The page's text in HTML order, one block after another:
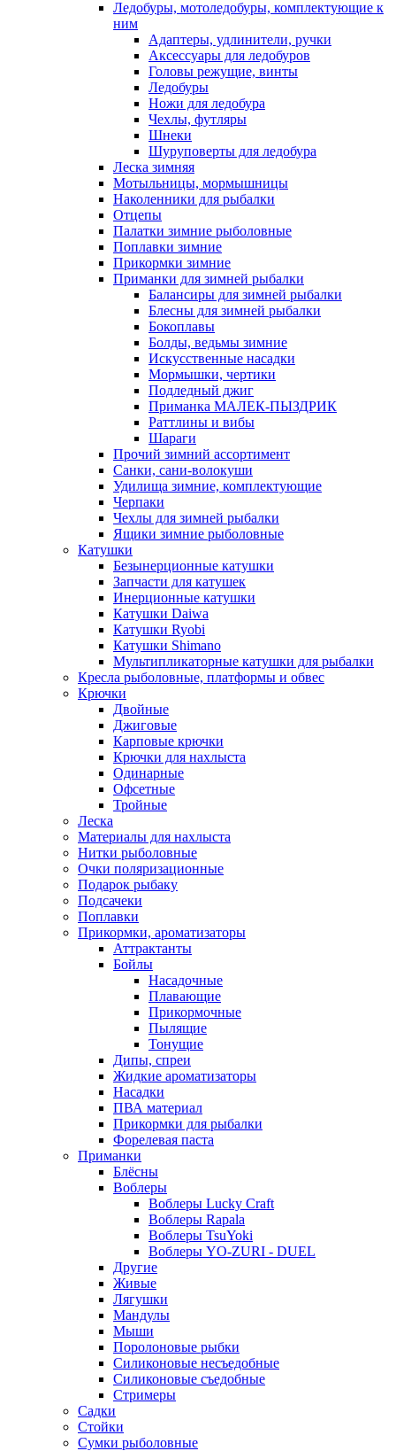
Ледобуры, мотоледобуры, комплектующие к
ним
Адаптеры, удлинители, ручки
Аксессуары для ледобуров
Головы режущие, винты
Ледобуры
Ножи для ледобура
Чехлы, футляры
Шнеки
Шуруповерты для ледобура
Леска зимняя
Мотыльницы, мормышницы
Наколенники для рыбалки
Отцепы
Палатки зимние рыболовные
Поплавки зимние
Прикормки зимние
Приманки для зимней рыбалки
Балансиры для зимней рыбалки
Блесны для зимней рыбалки
Бокоплавы
Болды, ведьмы зимние
Искусственные насадки
Мормышки, чертики
Подледный джиг
Приманка МАЛЕК-ПЫЗДРИК
Раттлины и вибы
Шараги
Прочий зимний ассортимент
Санки, сани-волокуши
Удилища зимние, комплектующие
Черпаки
Чехлы для зимней рыбалки
Ящики зимние рыболовные
Катушки
Безынерционные катушки
Запчасти для катушек
Инерционные катушки
Катушки Daiwa
Катушки Ryobi
Катушки Shimano
Мультипликаторные катушки для рыбалки
Кресла рыболовные, платформы и обвес
Крючки
Двойные
Джиговые
Карповые крючки
Крючки для нахлыста
Одинарные
Офсетные
Тройные
Леска
Материалы для нахлыста
Нитки рыболовные
Очки поляризационные
Подарок рыбаку
Подсачеки
Поплавки
Прикормки, ароматизаторы
Аттрактанты
Бойлы
Насадочные
Плавающие
Прикормочные
Пылящие
Тонущие
Дипы, спреи
Жидкие ароматизаторы
Насадки
ПВА материал
Прикормки для рыбалки
Форелевая паста
Приманки
Блёсны
Воблеры
Воблеры Lucky Craft
Воблеры Rapala
Воблеры TsuYoki
Воблеры YO-ZURI - DUEL
Другие
Живые
Лягушки
Мандулы
Мыши
Поролоновые рыбки
Силиконовые несъедобные
Силиконовые съедобные
Стримеры
Садки
Стойки
Сумки рыболовные